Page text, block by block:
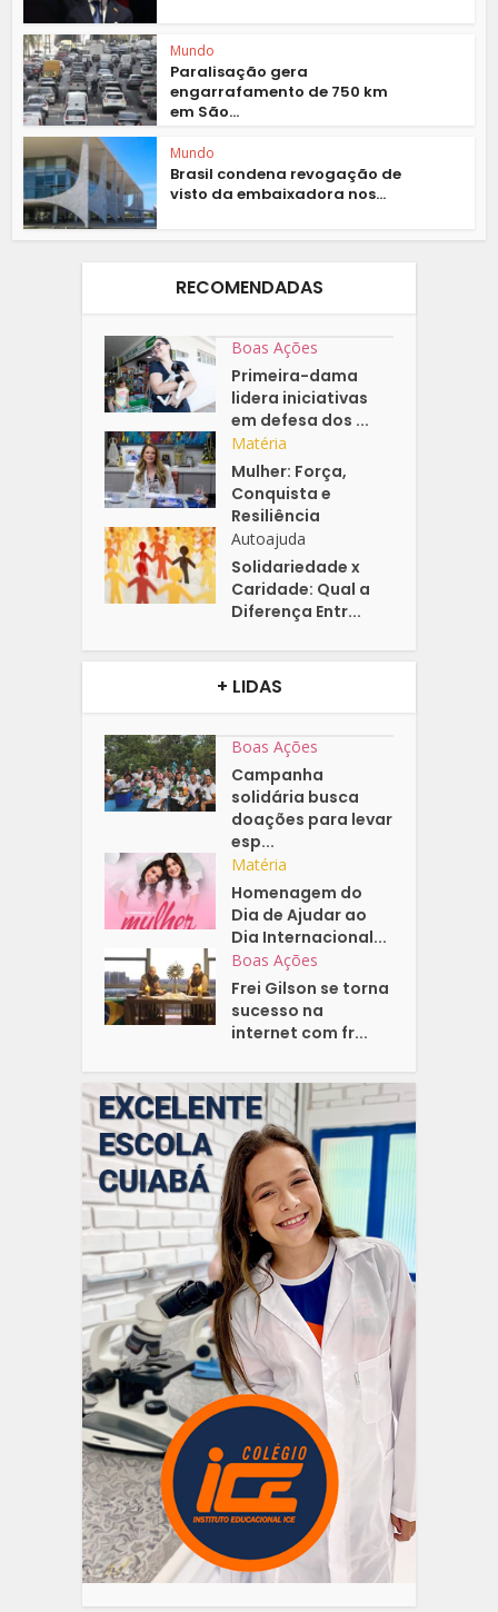
Mundo
Paralisação gera
engarrafamento de 750 km
em São...
Mundo
Brasil condena revogação de
visto da embaixadora nos...
RECOMENDADAS
Boas Ações
Primeira-dama
lidera iniciativas
em defesa dos ...
Matéria
Mulher: Força,
Conquista e
Resiliência
Autoajuda
Solidariedade x
Caridade: Qual a
Diferença Entr...
+ LIDAS
Boas Ações
Campanha
solidária busca
doações para levar
esp...
Matéria
Homenagem do
Dia de Ajudar ao
Dia Internacional...
Boas Ações
Frei Gilson se torna
sucesso na
internet com fr...